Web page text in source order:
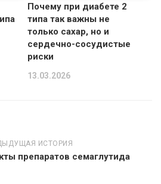
Почему при диабете 2
типа так важны не
только сахар, но и
сердечно-сосудистые
риски
13.03.2026
ИСТОРИЯ
препаратов семаглутида